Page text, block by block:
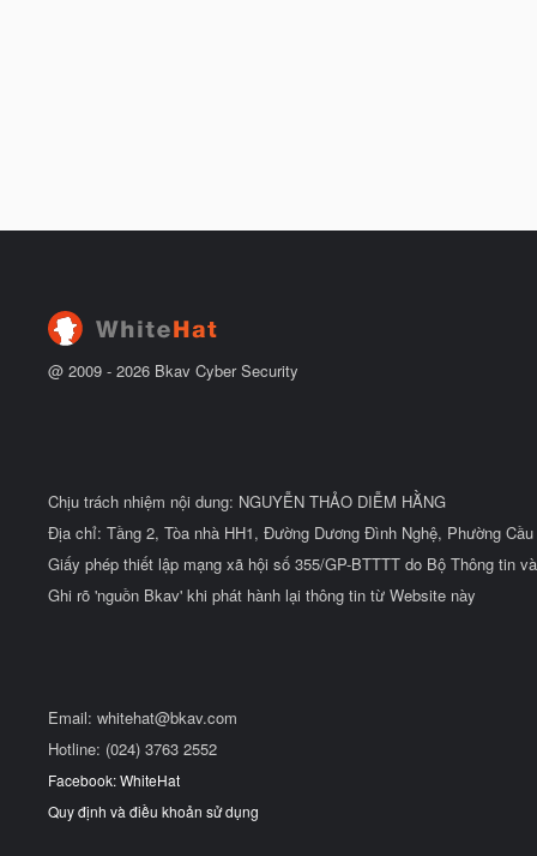
@ 2009 - 2026 Bkav Cyber Security
Chịu trách nhiệm nội dung: NGUYỄN THẢO DIỄM HẰNG
Địa chỉ: Tầng 2, Tòa nhà HH1, Đường Dương Đình Nghệ, Phường
Giấy phép thiết lập mạng xã hội số 355/GP-BTTTT do Bộ Thông tin
Ghi rõ 'nguồn Bkav' khi phát hành lại thông tin từ Website này
Email: whitehat@bkav.com
Hotline: (024) 3763 2552
Facebook: WhiteHat
Quy định và điều khoản sử dụng